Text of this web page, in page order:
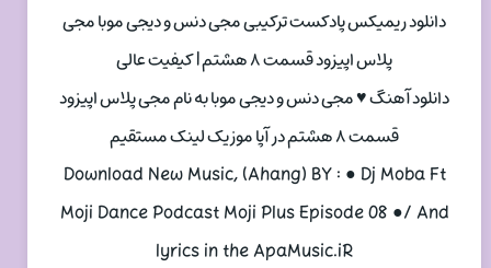
دانلود ریمیکس پادکست ترکیبی مجی دنس و دیجی موبا مجی
پلاس اپیزود قسمت ۸ هشتم | کیفیت عالی
دانلود آهنگ ♥ مجی دنس و دیجی موبا به نام مجی پلاس اپیزود
قسمت ۸ هشتم در آپا موزیک لینک مستقیم
Download New Music, (Ahang) BY : ● Dj Moba Ft
Moji Dance Podcast Moji Plus Episode 08 ●/ And
lyrics in the ApaMusic.iR